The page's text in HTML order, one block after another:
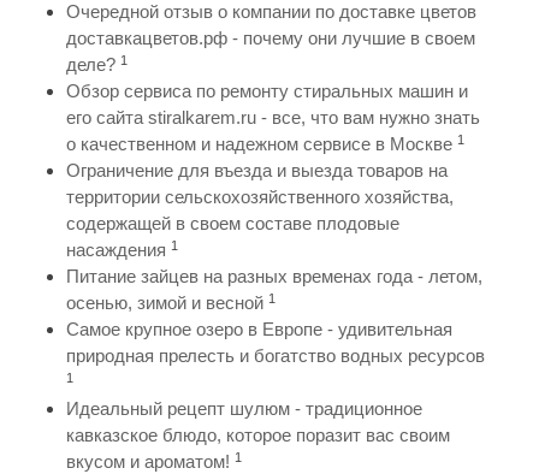
Очередной отзыв о компании по доставке цветов
доставкацветов.рф - почему они лучшие в своем
деле? 1
Обзор сервиса по ремонту стиральных машин и
его сайта stiralkarem.ru - все, что вам нужно знать
о качественном и надежном сервисе в Москве 1
Ограничение для въезда и выезда товаров на
территории сельскохозяйственного хозяйства,
содержащей в своем составе плодовые
насаждения 1
Питание зайцев на разных временах года - летом,
осенью, зимой и весной 1
Самое крупное озеро в Европе - удивительная
природная прелесть и богатство водных ресурсов
1
Идеальный рецепт шулюм - традиционное
кавказское блюдо, которое поразит вас своим
вкусом и ароматом! 1